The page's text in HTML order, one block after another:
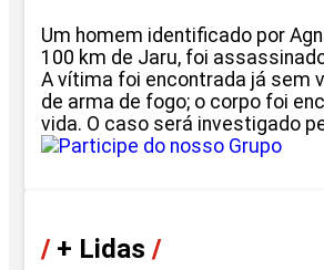
Um homem identificado por
100 km de Jaru, foi
A vítima foi encontrada já sem
de arma de fogo; o corpo foi
vida. O caso será investigado
/+ Lidas /